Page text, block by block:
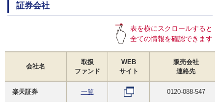
証券会社
表を横にスクロールすると
全ての情報を確認できます
会社名
取扱
ファンド
WEB
サイト
販売会社
連絡先
楽天証券 一覧 0120-088-547